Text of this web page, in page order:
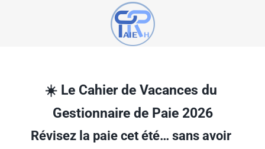
☀️ Le Cahier de Vacances du
Gestionnaire de Paie 2026
Révisez la paie cet été… sans avoir